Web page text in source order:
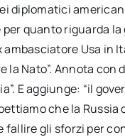
diplomatici
quanto riguarda
ambasciatore Usa in
la Nato”. Annota
E aggiunge: “il
che la
fallire gli sforzi per